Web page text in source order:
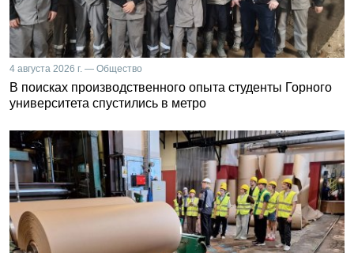
4 августа 2026 г. — Общество
В поисках производственного опыта студенты Горного
университета спустились в метро